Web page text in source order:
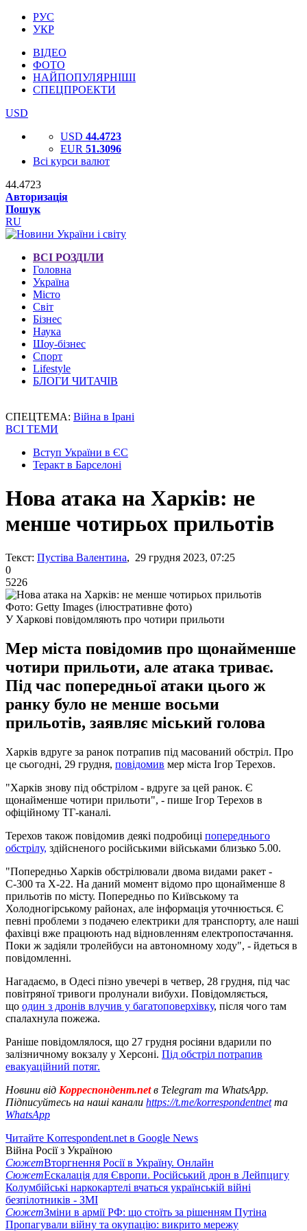
РУС
УКР
ВІДЕО
ФОТО
НАЙПОПУЛЯРНІШІ
СПЕЦПРОЕКТИ
USD
USD 44.4723
EUR 51.3096
Всі курси валют
44.4723
Авторизація
Пошук
RU
ВСІ РОЗДІЛИ
Головна
Україна
Місто
Світ
Бізнес
Наука
Шоу-бізнес
Спорт
Lifestyle
БЛОГИ ЧИТАЧІВ
СПЕЦТЕМА: Війна в Ірані
ВСІ ТЕМИ
Вступ України в ЄС
Теракт в Барселоні
Нова атака на Харків: не
менше чотирьох прильотів
Текст: Пустіва Валентина, 29 грудня 2023, 07:25
0
5226
Фото: Getty Images (ілюстративне фото)
У Харкові повідомляють про чотири прильоти
Мер міста повідомив про щонайменше
чотири прильоти, але атака триває.
Під час попередньої атаки цього ж
ранку було не менше восьми
прильотів, заявляє міський голова
Харків вдруге за ранок потрапив під масований обстріл. Про
це сьогодні, 29 грудня, повідомив мер міста Ігор Терехов.
"Харків знову під обстрілом - вдруге за цей ранок. Є
щонайменше чотири прильоти", - пише Ігор Терехов в
офіційному ТГ-каналі.
Терехов також повідомив деякі подробиці попереднього
обстрілу, здійсненого російськими військами близько 5.00.
"Попередньо Харків обстрілювали двома видами ракет -
С-300 та Х-22. На даний момент відомо про щонайменше 8
прильотів по місту. Попередньо по Київському та
Холодногірському районах, але інформація уточнюється. Є
певні проблеми з подачею електрики для транспорту, але наші
фахівці вже працюють над відновленням електропостачання.
Поки ж задіяли тролейбуси на автономному ходу", - йдеться в
повідомленні.
Нагадаємо, в Одесі пізно увечері в четвер, 28 грудня, під час
повітряної тривоги пролунали вибухи. Повідомляється,
що один з дронів влучив у багатоповерхівку, після чого там
спалахнула пожежа.
Раніше повідомлялося, що 27 грудня росіяни вдарили по
залізничному вокзалу у Херсоні. Під обстріл потрапив
евакуаційний потяг.
Новини від Корреспондент.netв Telegram та WhatsApp.
Підписуйтесь на наші канали https://t.me/korrespondentnetта
WhatsApp
Читайте Korrespondent.net в Google News
Війна Росії з Україною
СюжетВторгнення Росії в Україну. Онлайн
СюжетЕскалація для Європи. Російський дрон в Лейпцигу
Колумбійські наркокартелі вчаться українській війні
безпілотників - ЗМІ
СюжетЗміни в армії РФ: що стоїть за рішенням Путіна
Пропагували війну та окупацію: викрито мережу